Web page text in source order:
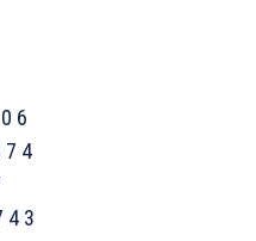
6
7 4
4 3